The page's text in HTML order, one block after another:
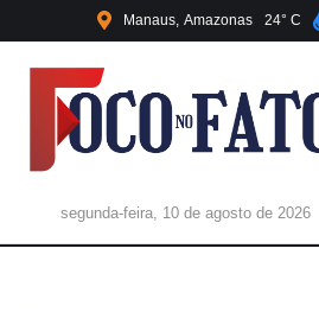
Manaus Amazonas 24
segunda-feira, 10 de agosto de 2026